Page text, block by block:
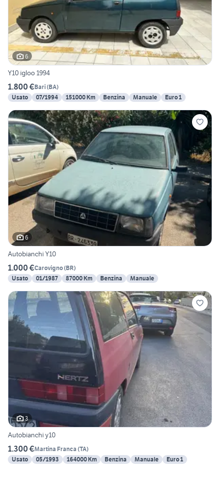
6
Y10 igloo 1994
1.800 €Bari(BA)
Usato
07/1994 151000 Km Benzina Manuale Euro 1
6
Autobianchi Y10
1.000 €Carovigno(BR)
Usato
01/1987 87000 Km Benzina Manuale
3
Autobianchi y10
1.300 €Martina Franca (TA)
Usato
05/1993 164000 Km Benzina Manuale Euro 1